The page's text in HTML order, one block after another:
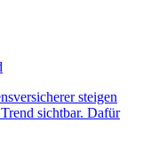
steigen
sichtbar. Dafür